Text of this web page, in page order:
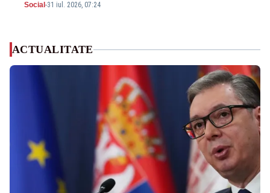
Social -31 iul. 2026, 07:24
ACTUALITATE